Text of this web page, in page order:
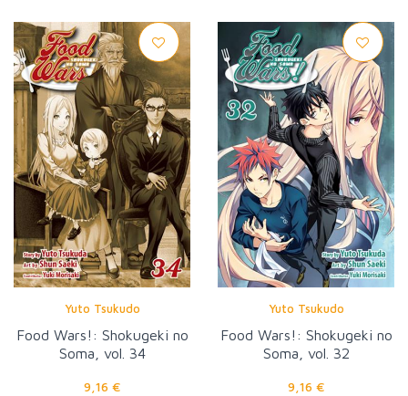
Yuto Tsukudo
Food Wars!: Shokugeki no
Soma, vol. 34
9,16 €
Yuto Tsukudo
Food Wars!: Shokugeki no
Soma, vol. 32
9,16 €